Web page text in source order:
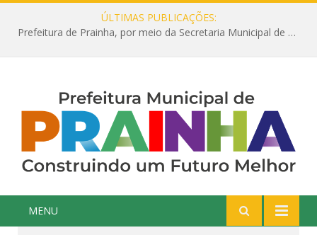
ÚLTIMAS PUBLICAÇÕES:
Prefeitura de Prainha, por meio da Secretaria Municipal de Educação, abre 354 vagas na área da Educação para 2025 com processo seletivo simplificado
MENU